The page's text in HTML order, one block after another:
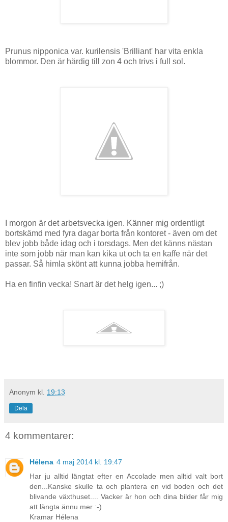
Prunus nipponica var. kurilensis 'Brilliant' har vita enkla
blommor. Den är härdig till zon 4 och trivs i full sol.
I morgon är det arbetsvecka igen. Känner mig ordentligt
bortskämd med fyra dagar borta från kontoret - även om det
blev jobb både idag och i torsdags. Men det känns nästan
inte som jobb när man kan kika ut och ta en kaffe när det
passar. Så himla skönt att kunna jobba hemifrån.
Ha en finfin vecka! Snart är det helg igen... ;)
Anonym kl. 19:13
Dela
4 kommentarer:
Hélena 4 maj 2014 kl. 19:47
Har ju alltid längtat efter en Accolade men alltid valt bort
den...Kanske skulle ta och plantera en vid boden och det
blivande växthuset.... Vacker är hon och dina bilder får mig
att längta ännu mer :-)
Kramar Hélena